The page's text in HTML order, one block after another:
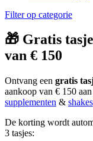
Filter op categorie
🎁 Gratis
van € 150
Ontvang een gratis
aankoop van € 150
supplementen & shakes
De korting wordt
3 tasjes: